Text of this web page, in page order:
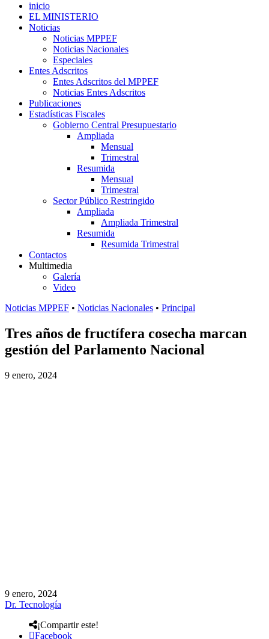
inicio
EL MINISTERIO
Noticias
Noticias MPPEF
Noticias Nacionales
Especiales
Entes Adscritos
Entes Adscritos del MPPEF
Noticias Entes Adscritos
Publicaciones
Estadísticas Fiscales
Gobierno Central Presupuestario
Ampliada
Mensual
Trimestral
Resumida
Mensual
Trimestral
Sector Público Restringido
Ampliada
Ampliada Trimestral
Resumida
Resumida Trimestral
Contactos
Multimedia
Galería
Video
Noticias MPPEF • Noticias Nacionales • Principal
Tres años de fructífera cosecha marcan
gestión del Parlamento Nacional
9 enero, 2024
9 enero, 2024
Dr. Tecnología
¡Compartir este!
Facebook